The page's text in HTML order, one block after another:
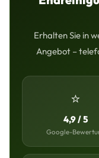
Erhalten Sie in
Angebot –
⭐
4,9 / 5
Google-